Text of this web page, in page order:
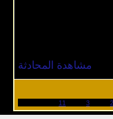
مشاهدة المحادثة
2
3
11